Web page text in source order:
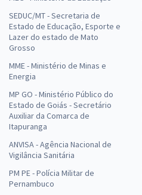
SEDUC/MT - Secretaria de
Estado de Educação, Esporte e
Lazer do estado de Mato
Grosso
MME - Ministério de Minas e
Energia
MP GO - Ministério Público do
Estado de Goiás - Secretário
Auxiliar da Comarca de
Itapuranga
ANVISA - Agência Nacional de
Vigilância Sanitária
PM PE - Polícia Militar de
Pernambuco